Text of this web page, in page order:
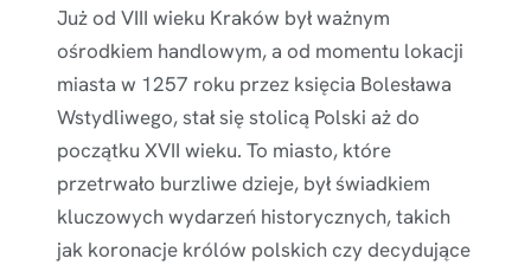
Już od VIII wieku Kraków był ważnym
ośrodkiem handlowym, a od momentu lokacji
miasta w 1257 roku przez księcia Bolesława
Wstydliwego, stał się stolicą Polski aż do
początku XVII wieku. To miasto, które
przetrwało burzliwe dzieje, był świadkiem
kluczowych wydarzeń historycznych, takich
jak koronacje królów polskich czy decydujące